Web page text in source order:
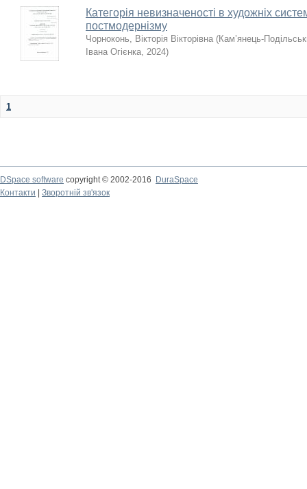
Категорія невизначеності в художніх
постмодернізму
Чорноконь, Вікторія Вікторівна (Кам’янець-
Івана Огієнка, 2024)
1
DSpace software copyright © 2002-2016
DuraSpace
Контакти
Зворотній зв'язок